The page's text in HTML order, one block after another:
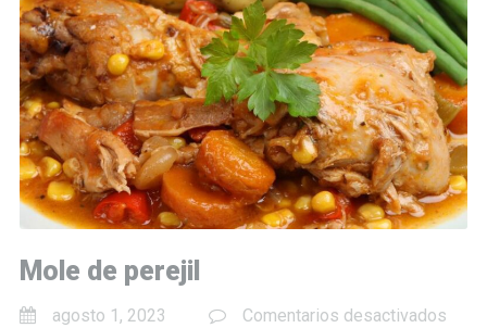
Mole de perejil
agosto 1, 2023 Comentarios desactivadosen